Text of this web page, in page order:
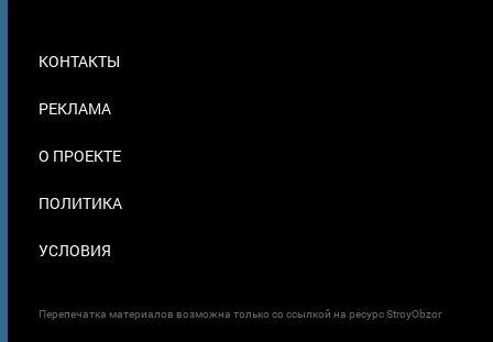
В
КОНТАКТЫ
РЕКЛАМА
О ПРОЕКТЕ
ПОЛИТИКА
УСЛОВИЯ
Перепечатка материалов возможна только со ссылкой на ресурс StroyObzor